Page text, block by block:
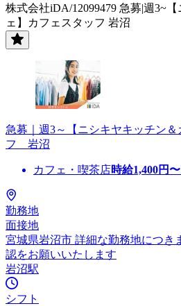
株式会社iDA/12099479 急募|週3~
ェ】カフェスタッフ 岩沼
急募｜週3～【ニシキヤキッチン
フ 岩沼
カフェ・喫茶店時給1,400円〜
勤務地
面接地
宮城県岩沼市 詳細な勤務地につき
認をお願いいたします
岩沼駅
シフト